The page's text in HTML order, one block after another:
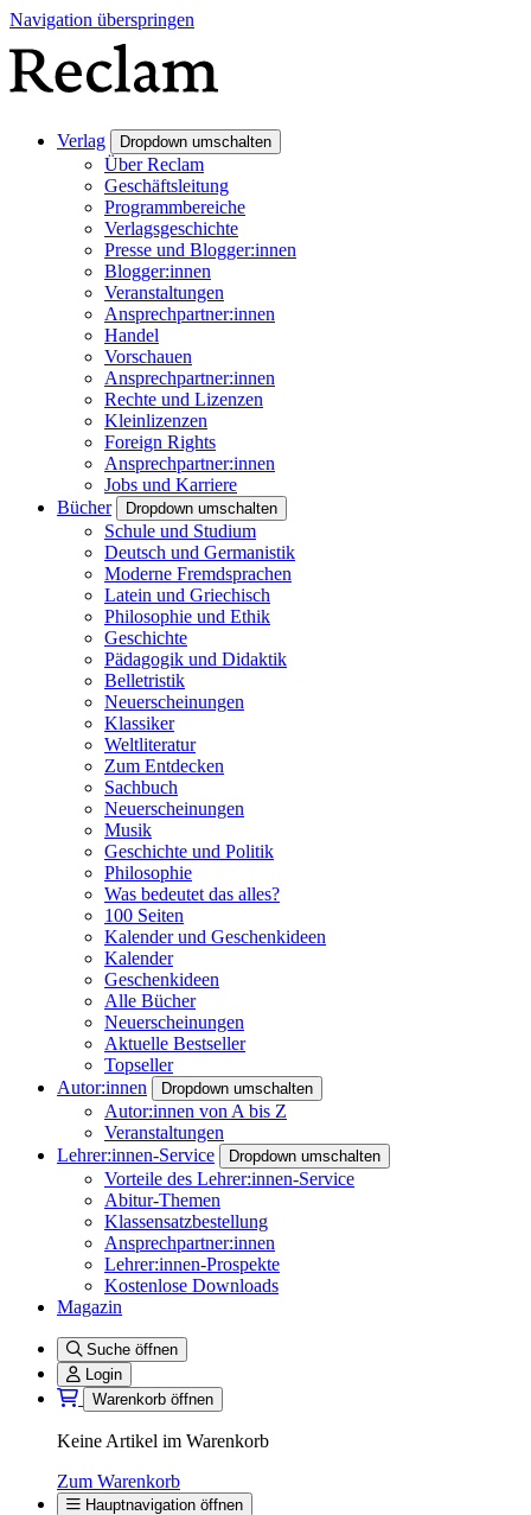
Navigation überspringen
Verlag Dropdown umschalten
Über Reclam
Geschäftsleitung
Programmbereiche
Verlagsgeschichte
Presse und Blogger:innen
Blogger:innen
Veranstaltungen
Ansprechpartner:innen
Handel
Vorschauen
Ansprechpartner:innen
Rechte und Lizenzen
Kleinlizenzen
Foreign Rights
Ansprechpartner:innen
Jobs und Karriere
Bücher
Dropdown umschalten
Schule und Studium
Deutsch und Germanistik
Moderne Fremdsprachen
Latein und Griechisch
Philosophie und Ethik
Geschichte
Pädagogik und Didaktik
Belletristik
Neuerscheinungen
Klassiker
Weltliteratur
Zum Entdecken
Sachbuch
Neuerscheinungen
Musik
Geschichte und Politik
Philosophie
Was bedeutet das alles?
100 Seiten
Kalender und Geschenkideen
Kalender
Geschenkideen
Alle Bücher
Neuerscheinungen
Aktuelle Bestseller
Topseller
Autor:innen
Dropdown umschalten
Autor:innen von A bis Z
Veranstaltungen
Lehrer:innen-Service
Dropdown umschalten
Vorteile des Lehrer:innen-Service
Abitur-Themen
Klassensatzbestellung
Ansprechpartner:innen
Lehrer:innen-Prospekte
Kostenlose Downloads
Magazin
Suche öffnen
Login
Warenkorb öffnen
Keine Artikel im Warenkorb
Zum Warenkorb
Hauptnavigation öffnen